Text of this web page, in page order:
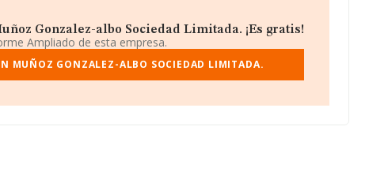
Gonzalez-albo Sociedad Limitada. ¡Es gratis!
Ampliado de esta empresa.
MUÑOZ GONZALEZ-ALBO SOCIEDAD LIMITADA.